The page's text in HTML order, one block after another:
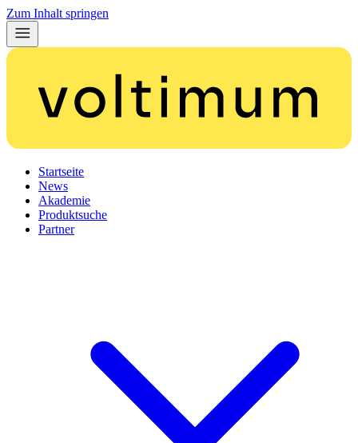
Zum Inhalt springen
Startseite
News
Akademie
Produktsuche
Partner